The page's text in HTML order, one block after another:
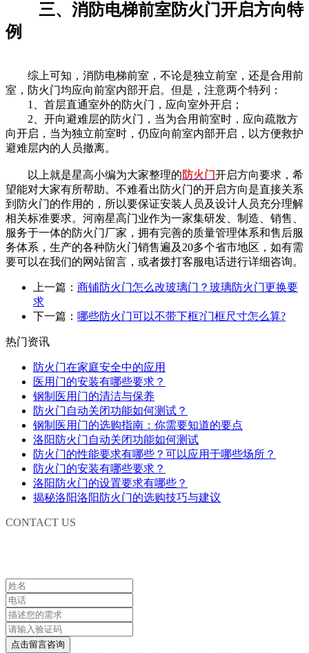
三、消防电梯前室防火门开启方向特
例
综上可知，消防电梯前室，不论是独立前室，还是合用前
室，防火门均应向前室内部开启。但是，注意两个特列：
1、首层直通室外的防火门，应向室外开启；
2、开向避难层的防火门，当为合用前室时，应向疏散方
向开启，当为独立前室时，仍应向前室内部开启，以方便救护
避难层内的人员撤离。
以上就是星高小编为大家整理的 防火门开启方向要求，希
望能对大家有所帮助。不难看出防火门的开启方向是直接关系
到防火门的作用的，所以要保证安装人员及设计人员充分理解
相关标准要求。河南星高门业作为一家集研发、制造、销售、
服务于一体的防火门厂家，拥有完善的质量管理体系和售后服
务体系，生产的各种防火门销售遍及20多个省市地区，如有需
要可以在我们的网站留言，或者拨打客服电话进行详细咨询。
上一篇： 商铺防火门怎么改玻璃门？玻璃防火门更换要
求
下一篇： 哪些防火门可以不带下框?门框尺寸怎么算?
热门资讯
防火门在家庭安全中的应用
医用门的安装有哪些要求？
钢制医用门的清洁与保养
防火门自动关闭功能如何测试？
钢制医用门的选购指南：你需要知道的要点
洛阳防火门自动关闭功能如何测试
防火门的性能要求有哪些？可以应用于哪些场所？
防火门的安装有哪些要求？
洛阳防火门的设置要求有哪些？
揭秘洛阳洛阳防火门的选购技巧与建议
CONTACT US